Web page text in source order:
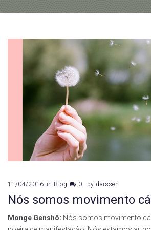
11/04/2016 in Blog 0 by daissen
Nós somos movimento
Monge Genshô: Nós somos movimento